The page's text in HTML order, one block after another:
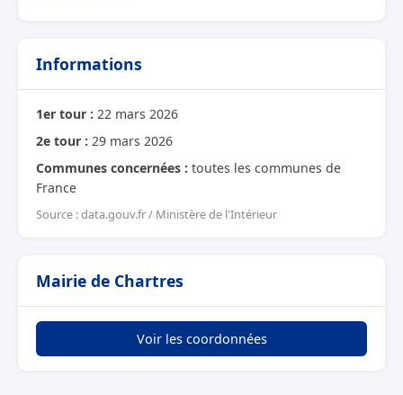
Informations
1er tour : 22 mars 2026
2e tour : 29 mars 2026
Communes concernées : toutes les communes de
France
Source : data.gouv.fr / Ministère de l'Intérieur
Mairie de Chartres
Voir les coordonnées